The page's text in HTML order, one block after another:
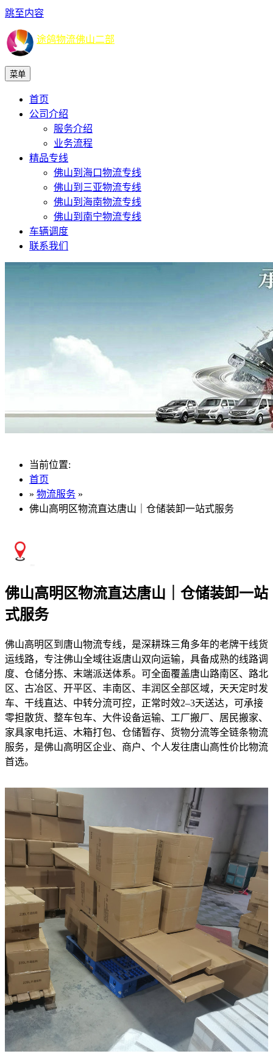
跳至内容
途鸽物流佛山二部
菜单
首页
公司介绍
服务介绍
业务流程
精品专线
佛山到海口物流专线
佛山到三亚物流专线
佛山到海南物流专线
佛山到南宁物流专线
车辆调度
联系我们
当前位置:
首页
» 物流服务 »
佛山高明区物流直达唐山｜仓储装卸一站式服务
佛山高明区物流直达唐山｜仓储装卸一站
式服务
佛山高明区到唐山物流专线，是深耕珠三角多年的老牌干线货
运线路，专注佛山全域往返唐山双向运输，具备成熟的线路调
度、仓储分拣、末端派送体系。可全面覆盖唐山路南区、路北
区、古冶区、开平区、丰南区、丰润区全部区域，天天定时发
车、干线直达、中转分流可控，正常时效2–3天送达，可承接
零担散货、整车包车、大件设备运输、工厂搬厂、居民搬家、
家具家电托运、木箱打包、仓储暂存、货物分流等全链条物流
服务，是佛山高明区企业、商户、个人发往唐山高性价比物流
首选。